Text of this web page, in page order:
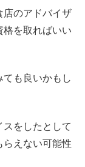
店のアドバイザ
格を取ればいい
も良いかもし
をしたとして
らえない可能性